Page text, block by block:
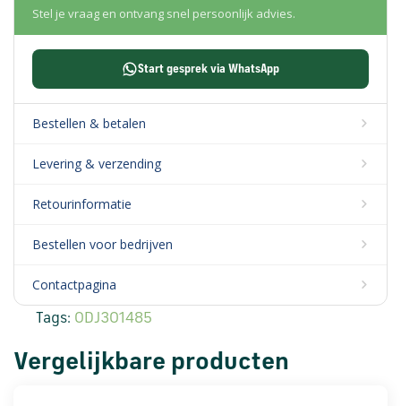
Stel je vraag en ontvang snel persoonlijk advies.
Start gesprek via WhatsApp
Bestellen & betalen
Levering & verzending
Retourinformatie
Bestellen voor bedrijven
Contactpagina
Tags: 0DJ301485
Vergelijkbare producten